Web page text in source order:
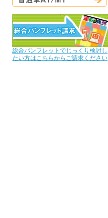
総合パンフレットでじっくり検討し
たい方はこちらからご請求ください